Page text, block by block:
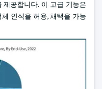
공합니다. 이 고급 기능은
인식을 허용, 채택을 가능